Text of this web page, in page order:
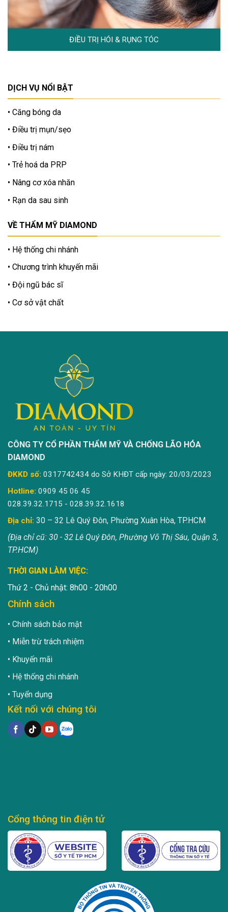
ĐIỀU TRỊ HÓI & RỤNG TÓC
DỊCH VỤ NỔI BẬT
Căng bóng da
Điều trị mụn/sẹo
Điều trị nám
Trẻ hoá da PRP
Nâng cơ xóa nhăn
Rạn da sau sinh
VỀ THẨM MỸ DIAMOND
Hệ thống chi nhánh
Chương trình khuyến mãi
Đội ngũ bác sĩ
Cơ sở vật chất
CÔNG TY CỔ PHẦN THẨM MỸ VÀ CHỐNG LÃO HÓA
DIAMOND
ĐKKD số: 0317742434 do Sở KHĐT cấp ngày: 20/03/2023
Hotline: 0909 45 06 45
028.39.32.1715 - 028.39.32.1618
Địa chỉ: 30 – 32 Lê Quý Đôn, Phường Xuân Hòa, TP.HCM
(Địa chỉ cũ: 30 - 32 Lê Quý Đôn, Phường Võ Thị Sáu, Quận 3,
TP.HCM)
THỜI GIAN LÀM VIỆC:
Thứ 2 - Chủ nhật: 8h00 - 20h00
Chính sách
Chính sách bảo mật
Miễn trừ trách nhiệm
Khuyến mãi
Hệ thống chi nhánh
Tuyển dụng
Kết nối với chúng tôi
Cổng thông tin điện tử